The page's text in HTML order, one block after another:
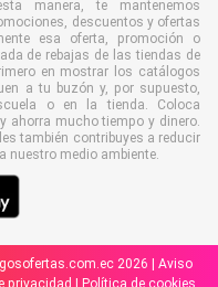
manera, te mantenemos
descuentos y ofertas
esa oferta, promoción o
de rebajas de las tiendas de
en mostrar los catálogos
a tu buzón y, por supuesto,
o en la tienda. Coloca
ahorra mucho tiempo y dinero.
también contribuyes a reducir
nuestro medio ambiente.
2026 | Aviso
privacidad Política de cookies